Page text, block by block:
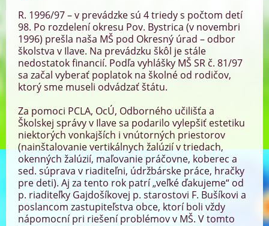
R. 1996/97 – v prevádzke sú 4 triedy s počtom detí
98. Po rozdelení okresu Pov. Bystrica (v novembri
1996) prešla naša MŠ pod Okresný úrad – odbor
školstva v Ilave. Na prevádzku škôl je stále
nedostatok financií. Podľa vyhlášky MŠ SR č. 81/97
sa začal vyberať poplatok na školné od rodičov,
ktorý sme museli odvádzať štátu.
Za pomoci PCLA, OcÚ, Odborného učilišťa a
Školskej správy v Ilave sa podarilo vylepšiť estetiku
niektorých vonkajších i vnútorných priestorov
(nainštalovanie vertikálnych žalúzií v triedach,
okenných žalúzií, maľovanie práčovne, koberec a
sed. súprava v riaditeľni, údržbárske práce, hračky
pre deti). Aj za tento rok patrí „veľké ďakujeme“ od
p. riaditeľky Gajdošíkovej p. starostovi F. Bušíkovi a
poslancom zastupiteľstva obce, ktorí boli vždy
nápomocní pri riešení problémov v MŠ. V tomto